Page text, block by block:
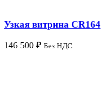
Узкая витрина CR164
146 500 ₽ Без НДС